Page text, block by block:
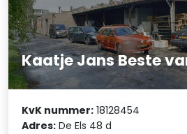
Kaatje Jans Beste
KvK nummer: 18128454
Adres: De Els 48 d